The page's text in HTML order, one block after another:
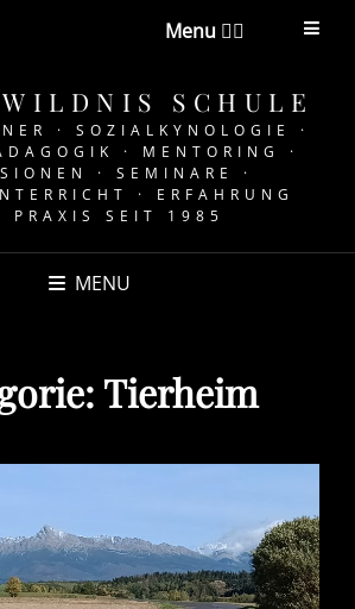
Menu 👉🏼
SCHULE
· SOZIALKYNOLOGIE ·
· MENTORING ·
· SEMINARE ·
· ERFAHRUNG
PRAXIS SEIT 1985
MENU
Tierheim